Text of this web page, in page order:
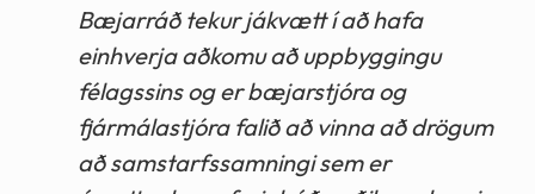
Bæjarráð tekur jákvætt í að hafa
einhverja aðkomu að uppbyggingu
félagssins og er bæjarstjóra og
fjármálastjóra falið að vinna að drögum
að samstarfssamningi sem er